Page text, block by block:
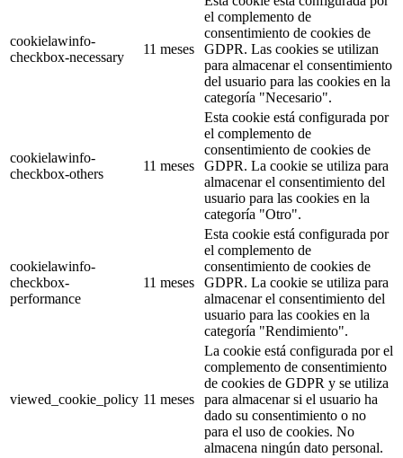
cookielawinfo-
checkbox-necessary
11 meses
el complemento de
consentimiento de cookies de
GDPR. Las cookies se utilizan
para almacenar el consentimiento
del usuario para las cookies en la
categoría "Necesario".
cookielawinfo-
checkbox-others
11 meses
Esta cookie está configurada por
el complemento de
consentimiento de cookies de
GDPR. La cookie se utiliza para
almacenar el consentimiento del
usuario para las cookies en la
categoría "Otro".
cookielawinfo-
checkbox-
performance
11 meses
Esta cookie está configurada por
el complemento de
consentimiento de cookies de
GDPR. La cookie se utiliza para
almacenar el consentimiento del
usuario para las cookies en la
categoría "Rendimiento".
viewed_cookie_policy 11 meses
La cookie está configurada por el
complemento de consentimiento
de cookies de GDPR y se utiliza
para almacenar si el usuario ha
dado su consentimiento o no
para el uso de cookies. No
almacena ningún dato personal.